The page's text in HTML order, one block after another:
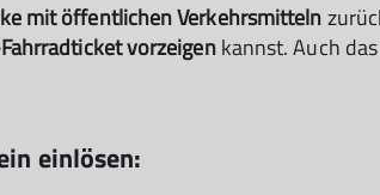
mit öffentlichen Verkehrsmitteln
vorzeigenkannst. Auch das
einlösen: